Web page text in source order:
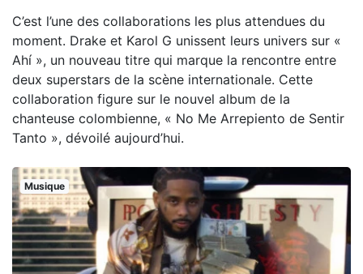
C’est l’une des collaborations les plus attendues du
moment. Drake et Karol G unissent leurs univers sur «
Ahí », un nouveau titre qui marque la rencontre entre
deux superstars de la scène internationale. Cette
collaboration figure sur le nouvel album de la
chanteuse colombienne, « No Me Arrepiento de Sentir
Tanto », dévoilé aujourd’hui.
Musique